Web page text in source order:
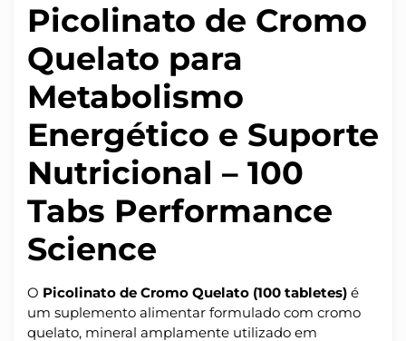
Picolinato de Cromo
Quelato para
Metabolismo
Energético e Suporte
Nutricional – 100
Tabs Performance
Science
O Picolinato de Cromo Quelato (100 tabletes) é
um suplemento alimentar formulado com cromo
quelato, mineral amplamente utilizado em